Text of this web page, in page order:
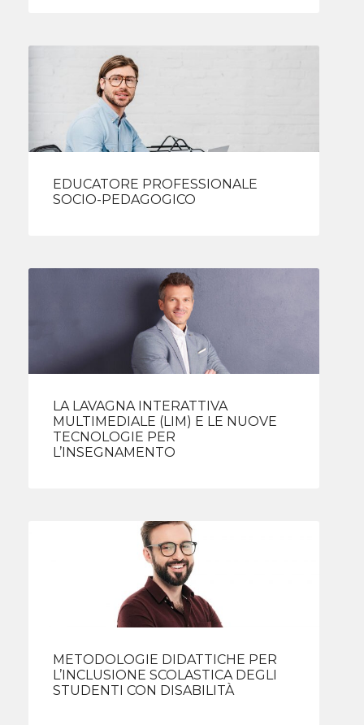
EDUCATORE PROFESSIONALE
SOCIO-PEDAGOGICO
LA LAVAGNA INTERATTIVA
MULTIMEDIALE (LIM) E LE NUOVE
TECNOLOGIE PER
L’INSEGNAMENTO
METODOLOGIE DIDATTICHE PER
L’INCLUSIONE SCOLASTICA DEGLI
STUDENTI CON DISABILITÀ